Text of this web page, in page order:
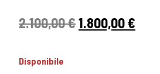
2.100,00€1.800,00€
Disponibile